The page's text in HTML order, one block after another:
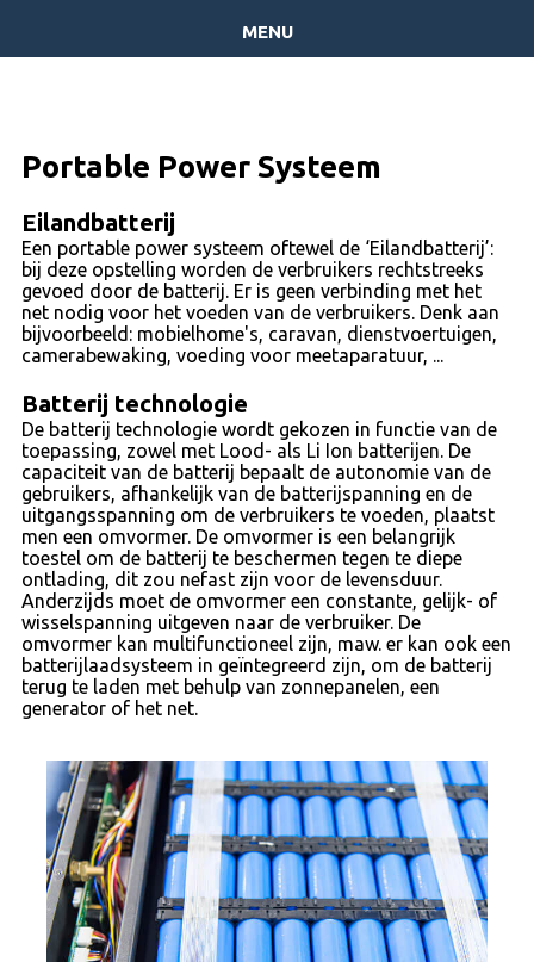
menu
Portable Power Systeem
Eilandbatterij
Een portable power systeem oftewel de ‘Eilandbatterij’:
bij deze opstelling worden de verbruikers rechtstreeks
gevoed door de batterij. Er is geen verbinding met het
net nodig voor het voeden van de verbruikers. Denk aan
bijvoorbeeld: mobielhome's, caravan, dienstvoertuigen,
camerabewaking, voeding voor meetaparatuur, ...
Batterij technologie
De batterij technologie wordt gekozen in functie van de
toepassing, zowel met Lood- als Li Ion batterijen. De
capaciteit van de batterij bepaalt de autonomie van de
gebruikers, afhankelijk van de batterijspanning en de
uitgangsspanning om de verbruikers te voeden, plaatst
men een omvormer. De omvormer is een belangrijk
toestel om de batterij te beschermen tegen te diepe
ontlading, dit zou nefast zijn voor de levensduur.
Anderzijds moet de omvormer een constante, gelijk- of
wisselspanning uitgeven naar de verbruiker. De
omvormer kan multifunctioneel zijn, maw. er kan ook een
batterijlaadsysteem in geïntegreerd zijn, om de batterij
terug te laden met behulp van zonnepanelen, een
generator of het net.